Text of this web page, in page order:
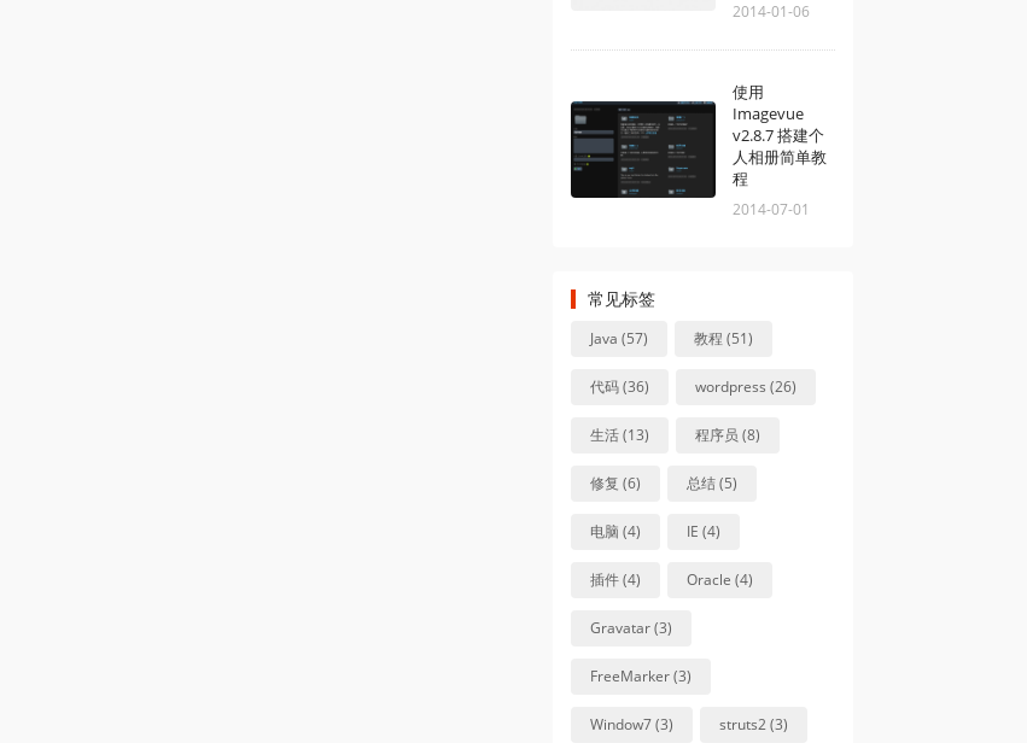
2014-01-06
使用
Imagevue
v2.8.7 搭建个
人相册简单教
程
2014-07-01
常见标签
Java (57) 教程 (51)
代码 (36) wordpress (26)
生活 (13) 程序员 (8)
修复 (6) 总结 (5)
电脑 (4) IE (4)
插件 (4) Oracle (4)
Gravatar (3)
FreeMarker (3)
Window7 (3) struts2 (3)